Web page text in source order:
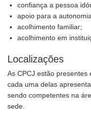
confiança a pessoa
apoio para a
acolhimento familiar;
acolhimento em
Localizações
As CPCJ estão
cada uma delas
sendo competentes na
sede.